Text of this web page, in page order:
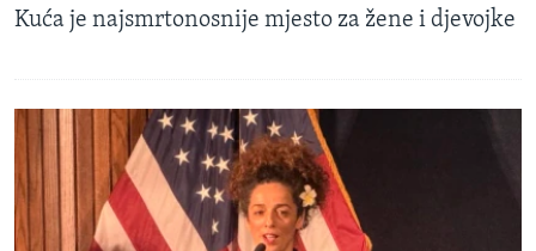
Kuća je najsmrtonosnije mjesto za žene i djevojke